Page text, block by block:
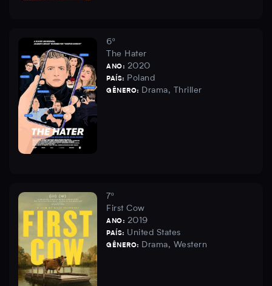
6º
The Hater
ANO: 2020
PAÍS: Poland
GÊNERO: Drama, Thriller
7º
First Cow
ANO: 2019
PAÍS: United States
GÊNERO: Drama, Western